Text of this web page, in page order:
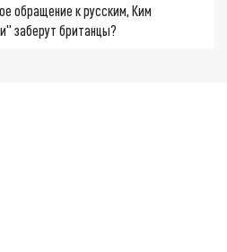
обращение к русским, Ким
заберут британцы?